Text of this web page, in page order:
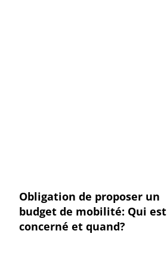
Obligation de proposer un
budget de mobilité: Qui est
concerné et quand?